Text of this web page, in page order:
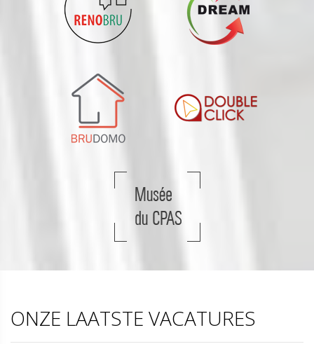
ONZE LAATSTE VACATURES